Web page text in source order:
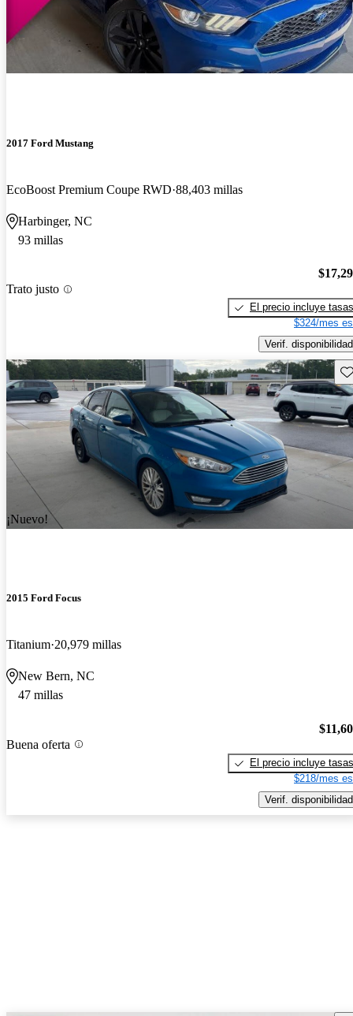
2017 Ford Mustang
EcoBoost Premium Coupe RWD 88,403 millas
Harbinger, NC
93 millas
Trato justo
El precio incluye tasas
$324/mes
Verif. disponibilidad
¡Nuevo!
2015 Ford Focus
Titanium 20,979 millas
New Bern, NC
47 millas
Buena oferta
El precio incluye tasas
$218/mes
Verif. disponibilidad